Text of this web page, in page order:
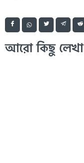
আরো কিছু লেখা